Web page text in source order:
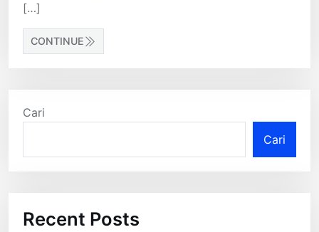
[…]
CONTINUE
Cari
Cari
Recent Posts